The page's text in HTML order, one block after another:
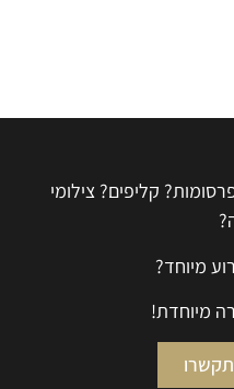
קליפים? צילומי
מיוחד?
מיוחדת!